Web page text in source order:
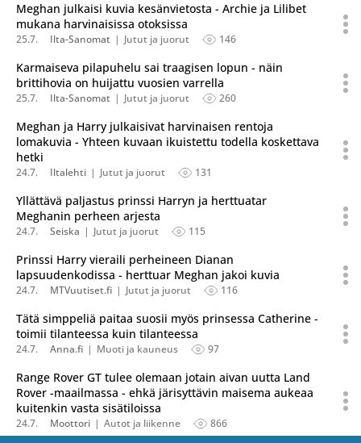
Meghan julkaisi kuvia kesänvietosta - Archie ja Lilibet
mukana harvinaisissa otoksissa
25.7. Ilta-Sanomat Jutut ja juorut 146
Karmaiseva pilapuhelu sai traagisen lopun - näin
brittihovia on huijattu vuosien varrella
25.7. Ilta-Sanomat Jutut ja juorut 260
Meghan ja Harry julkaisivat harvinaisen rentoja
lomakuvia - Yhteen kuvaan ikuistettu todella koskettava
hetki
24.7. Iltalehti Jutut ja juorut 131
Yllättävä paljastus prinssi Harryn ja herttuatar
Meghanin perheen arjesta
24.7. Seiska Jutut ja juorut 115
Prinssi Harry vieraili perheineen Dianan
lapsuudenkodissa - herttuar Meghan jakoi kuvia
24.7. MTVuutiset.fi Jutut ja juorut 116
Tätä simppeliä paitaa suosii myös prinsessa Catherine -
toimii tilanteessa kuin tilanteessa
24.7. Anna.fi Muoti ja kauneus 97
Range Rover GT tulee olemaan jotain aivan uutta Land
Rover -maailmassa - ehkä järisyttävin maisema aukeaa
kuitenkin vasta sisätiloissa
24.7. Moottori Autot ja liikenne 866